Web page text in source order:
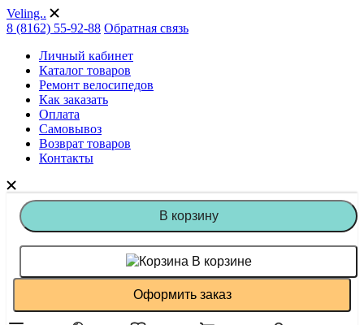
Veling..
8 (8162) 55-92-88 Обратная связь
Личный кабинет
Каталог товаров
Ремонт велосипедов
Как заказать
Оплата
Самовывоз
Возврат товаров
Контакты
В корзину
В корзине
Оформить заказ